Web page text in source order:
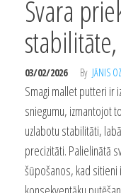
Svara
03/02/2026 By JĀNIS
Smagi mallet putteri ir
sniegumu, izmantojot
uzlabotu stabilitāti,
precizitāti. Palielinātā
šūpošanos, kad